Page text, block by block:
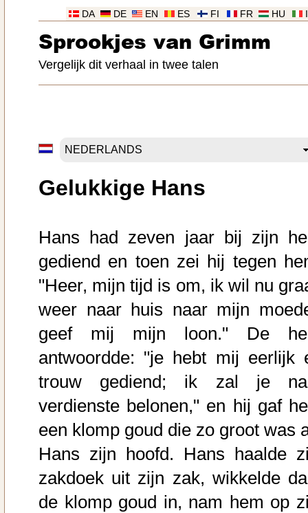
HU
FR
FI
ES
EN
DE
DA
Sprookjes van Grimm
Vergelijk dit verhaal in twee talen
Gelukkige Hans
Hans had zeven jaar bij zijn
gediend en toen zei hij tegen
"Heer, mijn tijd is om, ik wil nu
weer naar huis naar mijn
geef mij mijn loon." De
antwoordde: "je hebt mij eerlijk
trouw gediend; ik zal je
verdienste belonen," en hij gaf
een klomp goud die zo groot was
Hans zijn hoofd. Hans haalde
zakdoek uit zijn zak, wikkelde
de klomp goud in, nam hem op